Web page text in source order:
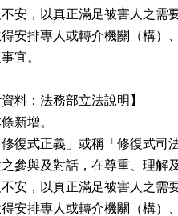
不安，以真正滿足被害人之
得安排專人或轉介機關（構
事宜。
資料：法務部立法說明】
新增。
復式正義」或稱「修復式司
之參與及對話，在尊重、理
不安，以真正滿足被害人之
得安排專人或轉介機關（構